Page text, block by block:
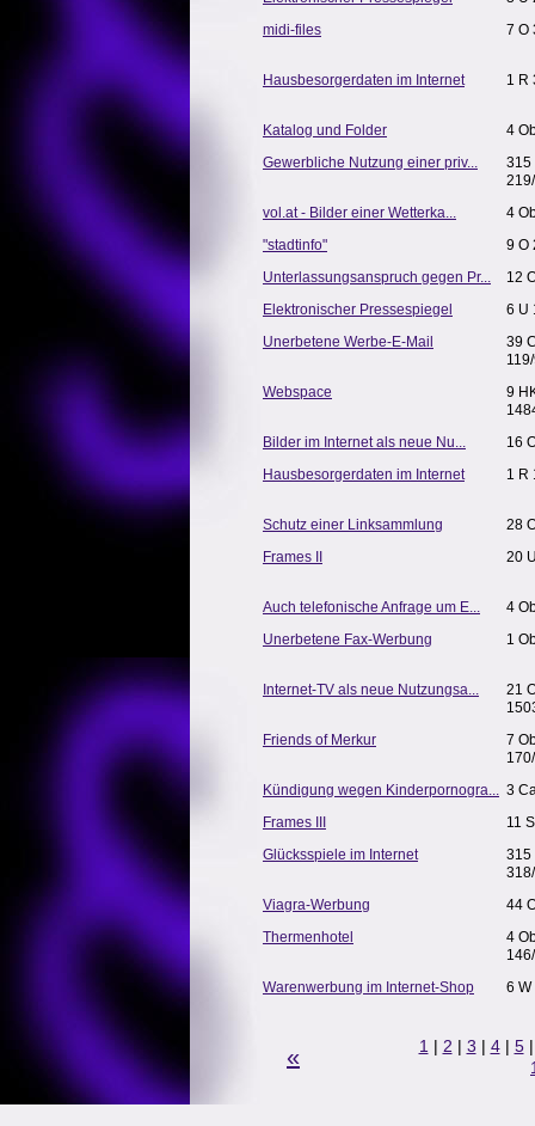
midi-files
7 O
Hausbesorgerdaten im Internet 1 R
Katalog und Folder
4
Gewerbliche Nutzung einer priv...
315
vol.at - Bilder einer Wetterka...
4
"stadtinfo"
9 O
Unterlassungsanspruch gegen Pr...
12
Elektronischer Pressespiegel
6 U
Unerbetene Werbe-E-Mail
39
Webspace
9
Bilder im Internet als neue Nu...
16
Hausbesorgerdaten im Internet
1 R
Schutz einer Linksammlung
28
Frames II
20
Auch telefonische Anfrage um E...
4
Unerbetene Fax-Werbung
1
Internet-TV als neue Nutzungsa...
21
Friends of Merkur
7
Kündigung wegen Kinderpornogra... 3
Frames III
11
Glücksspiele im Internet
315
Viagra-Werbung
44
Thermenhotel
4
Warenwerbung im Internet-Shop
6 W
« 1 | 2 | 3 | 4| 5